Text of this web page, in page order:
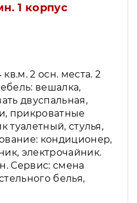
1 корпус
2 осн. места. 2
вешалка,
двуспальная,
прикроватные
туалетный, стулья,
кондиционер,
электрочайник.
Сервис: смена
белья,